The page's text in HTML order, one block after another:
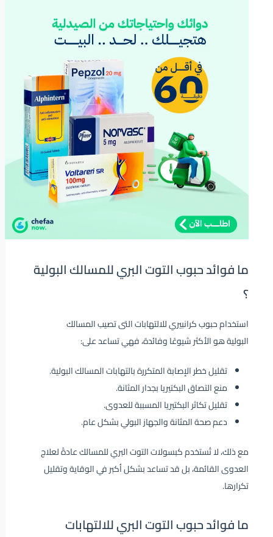
ما فوائد حبوب التوت البري للمسالك البولية
؟
استخدام حبوب كرانبيري للالتهابات التى تصيب المسالك
البولية هو الأكثر شيوعًا وفائدة، فهي تساعد على:
تقليل خطر الإصابة المتكررة بالتهابات المسالك البولية.
منع التصاق البكتيريا بجدار المثانة.
تقليل تكاثر البكتيريا المسببة للعدوى.
دعم صحة المثانة والجهاز البولي بشكل عام.
مع ذلك، لا تُستخدم كبسولات التوت البري للمسالك عادةً لعلاج
العدوى القائمة، بل قد تساعد بشكل أكبر في الوقاية وتقليل
تكرارها.
ما فوائد حبوب التوت البري للالتهابات